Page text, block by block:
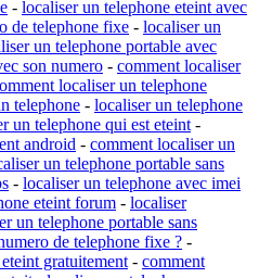
- localiser un telephone eteint avec
de telephone fixe - localiser un
un telephone portable avec
son numero - comment localiser
localiser un telephone
telephone - localiser un telephone
un telephone qui est eteint -
android - comment localiser un
un telephone portable sans
- localiser un telephone avec imei
eteint forum - localiser
un telephone portable sans
de telephone fixe ? -
gratuitement - comment